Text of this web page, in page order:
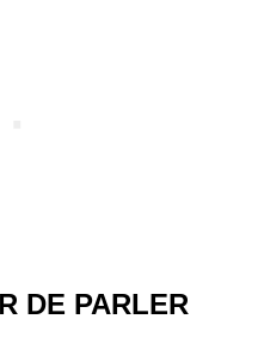
DE PARLER